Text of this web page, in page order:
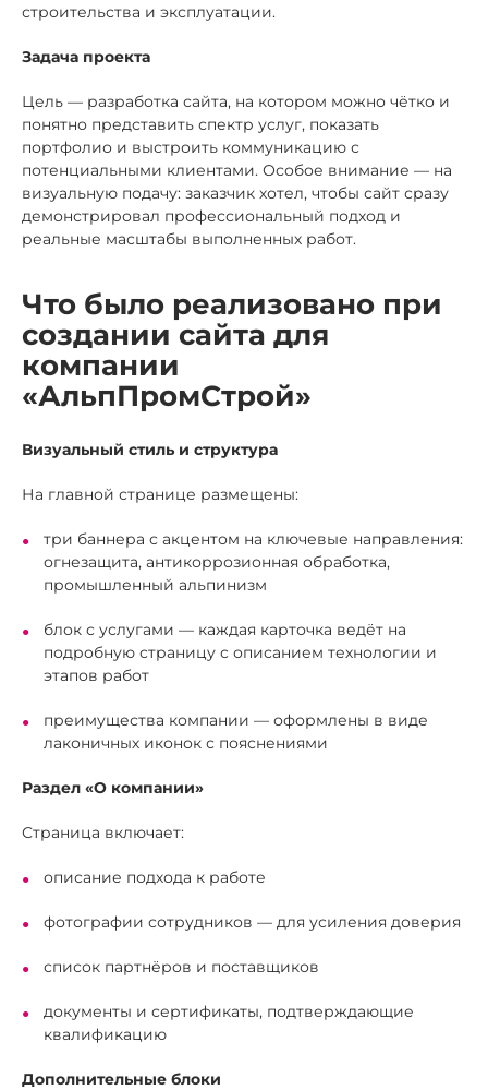
строительства и эксплуатации.
Задача проекта
Цель — разработка сайта, на котором можно чётко и
понятно представить спектр услуг, показать
портфолио и выстроить коммуникацию с
потенциальными клиентами. Особое внимание — на
визуальную подачу: заказчик хотел, чтобы сайт сразу
демонстрировал профессиональный подход и
реальные масштабы выполненных работ.
Что было реализовано при
создании сайта для
компании
«АльпПромСтрой»
Визуальный стиль и структура
На главной странице размещены:
три баннера с акцентом на ключевые направления:
огнезащита, антикоррозионная обработка,
промышленный альпинизм
блок с услугами — каждая карточка ведёт на
подробную страницу с описанием технологии и
этапов работ
преимущества компании — оформлены в виде
лаконичных иконок с пояснениями
Раздел «О компании»
Страница включает:
описание подхода к работе
фотографии сотрудников — для усиления доверия
список партнёров и поставщиков
документы и сертификаты, подтверждающие
квалификацию
Дополнительные блоки